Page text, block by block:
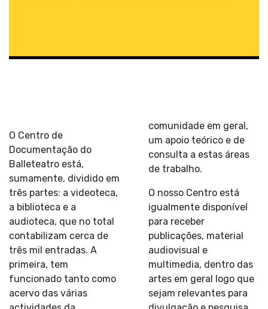
O Centro de
Documentação do
Balleteatro está,
sumamente, dividido em
três partes: a videoteca,
a biblioteca e a
audioteca, que no total
contabilizam cerca de
três mil entradas. A
primeira, tem
funcionado tanto como
acervo das várias
comunidade em geral,
um apoio teórico e de
consulta a estas áreas
de trabalho.
O nosso Centro está
igualmente disponível
para receber
publicações, material
audiovisual e
multimedia, dentro das
artes em geral logo que
sejam relevantes para